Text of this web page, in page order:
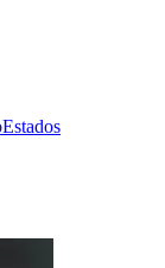
Estados